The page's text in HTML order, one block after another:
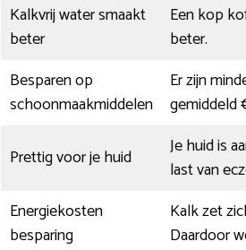
Kalkvrij water smaakt
beter
Een kop
beter.
Besparen op
schoonmaakmiddelen
Er zijn
gemiddeld
Prettig voor je huid
Je huid is
last van
Energiekosten
besparing
Kalk zet
Daardoor